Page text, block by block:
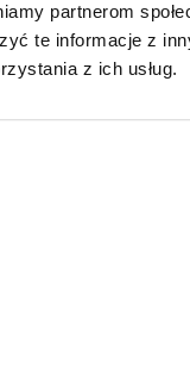
partnerom
te informacje z
z ich usług.